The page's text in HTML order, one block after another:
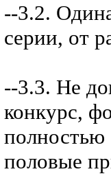
--3.2.
серии, от
--3.3. Не
конкурс,
половые